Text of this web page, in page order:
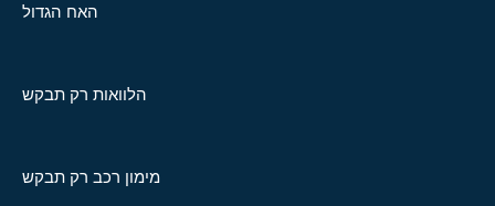
האח הגדול
הלוואות רק תבקש
מימון רכב רק תבקש